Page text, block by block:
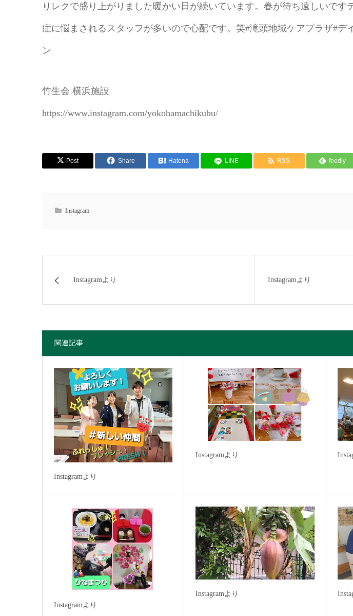
りレクで盛り上がりました暖かい日が続いています。春が待ち遠しいです
症に悩まされるスタッフが多いので心配です。笑#滝頭地域ケアプラザ#デ
ン
竹生会 横浜施設
https://www.instagram.com/yokohamachikubu/
Post Share Hatena LINE RSS feedly
Instagram
Instagramより Instagramより
関連記事
Instagramより
Instagramより
Instagramより
Instagramより